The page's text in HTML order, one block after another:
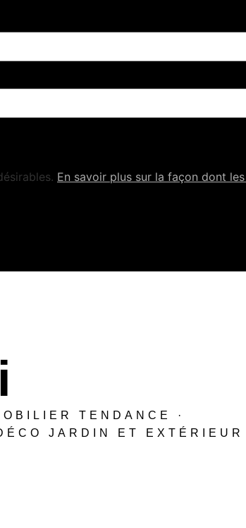
En savoir plus sur la façon dont
TENDANCE ·
JARDIN ET EXTÉRIEUR